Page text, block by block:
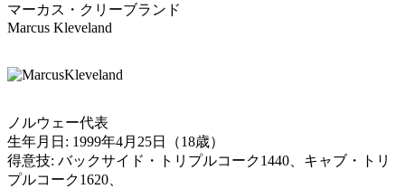
マーカス・クリーブランド
Marcus Kleveland
ノルウェー代表
生年月日: 1999年4月25日（18歳）
得意技: バックサイド・トリプルコーク1440、キャブ・トリ
プルコーク1620、